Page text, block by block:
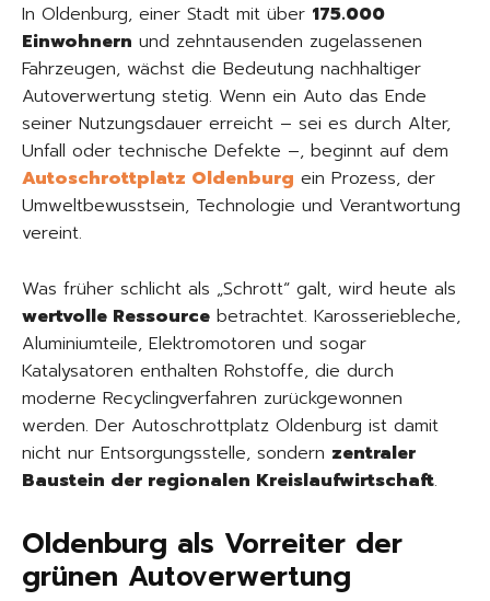
In Oldenburg, einer Stadt mit über 175.000
Einwohnern und zehntausenden zugelassenen
Fahrzeugen, wächst die Bedeutung nachhaltiger
Autoverwertung stetig. Wenn ein Auto das Ende
seiner Nutzungsdauer erreicht – sei es durch Alter,
Unfall oder technische Defekte –, beginnt auf dem
Autoschrottplatz Oldenburg ein Prozess, der
Umweltbewusstsein, Technologie und Verantwortung
vereint.
Was früher schlicht als „Schrott“ galt, wird heute als
wertvolle Ressource betrachtet. Karosseriebleche,
Aluminiumteile, Elektromotoren und sogar
Katalysatoren enthalten Rohstoffe, die durch
moderne Recyclingverfahren zurückgewonnen
werden. Der Autoschrottplatz Oldenburg ist damit
nicht nur Entsorgungsstelle, sondern zentraler
Baustein der regionalen Kreislaufwirtschaft.
Oldenburg als Vorreiter der
grünen Autoverwertung